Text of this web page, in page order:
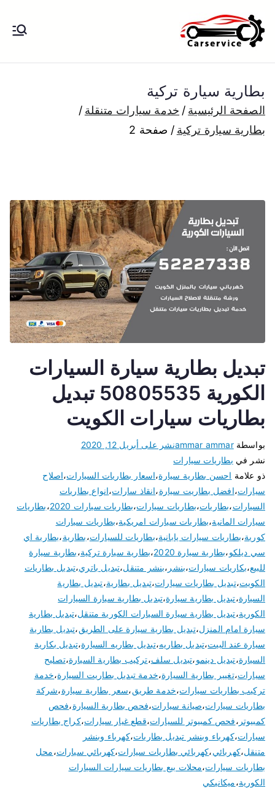
إلى
المحتوى
الكويت
بنشر متنقل الكويت كهرباء وبنشر تبديل
بارخص الاسعار
بطارية سيارة تركية
الصفحة الرئيسية
خدمة سيارات متنقلة
بطارية سيارة تركية
صفحة 2
تبديل بطارية سيارة السيارات
الكورية 50805535 تبديل
بطاريات سيارات الكويت
بواسطةammar ammarنشر على أبريل 12, 2020
نشر في بطاريات سيارات
ذو علامة احسن بطارية سيارة،اسعار بطاريات السيارات،اصلاح
سيارات،افضل بطاريت سيارة،انقاذ سارات،انواع بطاريات
السيارات،بطاريات،بطاريات سيارات،بطاريات سيارات 2020 ،بطاريات
سيارات المانية،بطاريات سيارات امريكية،بطاريات سيارات
كورية،بطاريات سيارات يابانية،بطاريات للسيارات،بطارية،بطارية اي
سي ديلكو،بطارية سيارة 2020 ،بطارية سيارة تركية،بطارية سيارة
للبيع،بكاريات سيارات،بنشر ،بنشر متنقل،تبديل باتري،تبديل بطاريات
الكويت،تبديل بطاريات سيارات،تبديل بطارية،تبديل بطارية
السيارة،تبديل بطارية سيارة،تبديل بطارية سيارة السيارات
الكورية،تبديل بطارية سيارة السيارات الكورية متنقل،تبديل بطارية
سيارة امام المنزل،تبديل بطارية سيارة على الطريق،تبديل بطارية
سيارة عند البيت،تبديل بطاريه،تبديل بطاريه السيارة،تبديل بكارية
السيارة،تبديل دينمو،تبديل سلف،تركيب بطارية السيارة،تصليح
سيارات،تغيير بطارية السيارة،خدمة تبديل بطاريت السيارة،خدمة
تركيب بطاريات سيارات،خدمة طريق،سعر بطارية سيارة،شركة
بطاريات سيارات،صيانة سيارات،فحص بطارية السيارة،فحص
كمبيوتر ،فحص كمبيوتر للسيارات،قطع غيار سيارات،كراج بطاريات
سيارات،كهرباء وبنشر تبديل بطاريات،كهرباء وبنشر
متنقل،كهربائي،كهربائي بطاريات سيارات،كهربائي سيارات،محل
بطاريات سيارات،محلات بيع بطاريات سيارات السيارات
الكورية،ميكانيكي